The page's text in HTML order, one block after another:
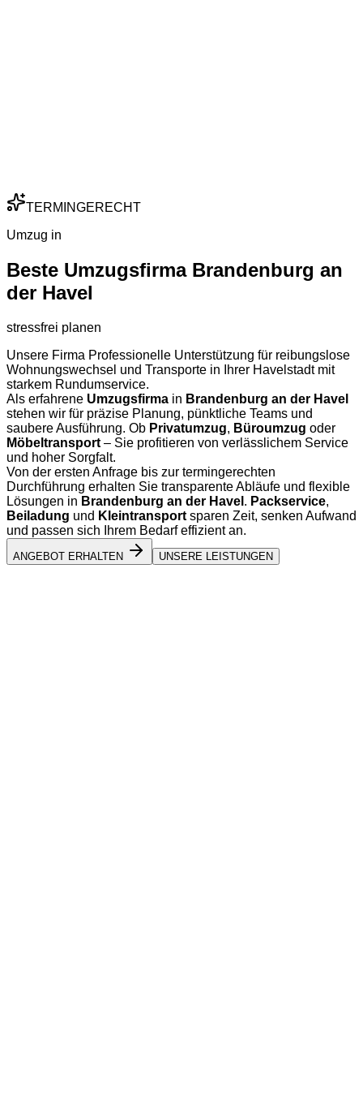
TERMINGERECHT
Umzug in
Beste Umzugsfirma Brandenburg an
der Havel
stressfrei planen
Unsere Firma Professionelle Unterstützung für reibungslose
Wohnungswechsel und Transporte in Ihrer Havelstadt mit
starkem Rundumservice.
Als erfahrene Umzugsfirma in Brandenburg an der Havel
stehen wir für präzise Planung, pünktliche Teams und
saubere Ausführung. Ob Privatumzug, Büroumzug oder
Möbeltransport – Sie profitieren von verlässlichem Service
und hoher Sorgfalt.
Von der ersten Anfrage bis zur termingerechten
Durchführung erhalten Sie transparente Abläufe und flexible
Lösungen in Brandenburg an der Havel . Packservice,
Beiladung und Kleintransport sparen Zeit, senken Aufwand
und passen sich Ihrem Bedarf effizient an.
ANGEBOT ERHALTEN UNSERE LEISTUNGEN